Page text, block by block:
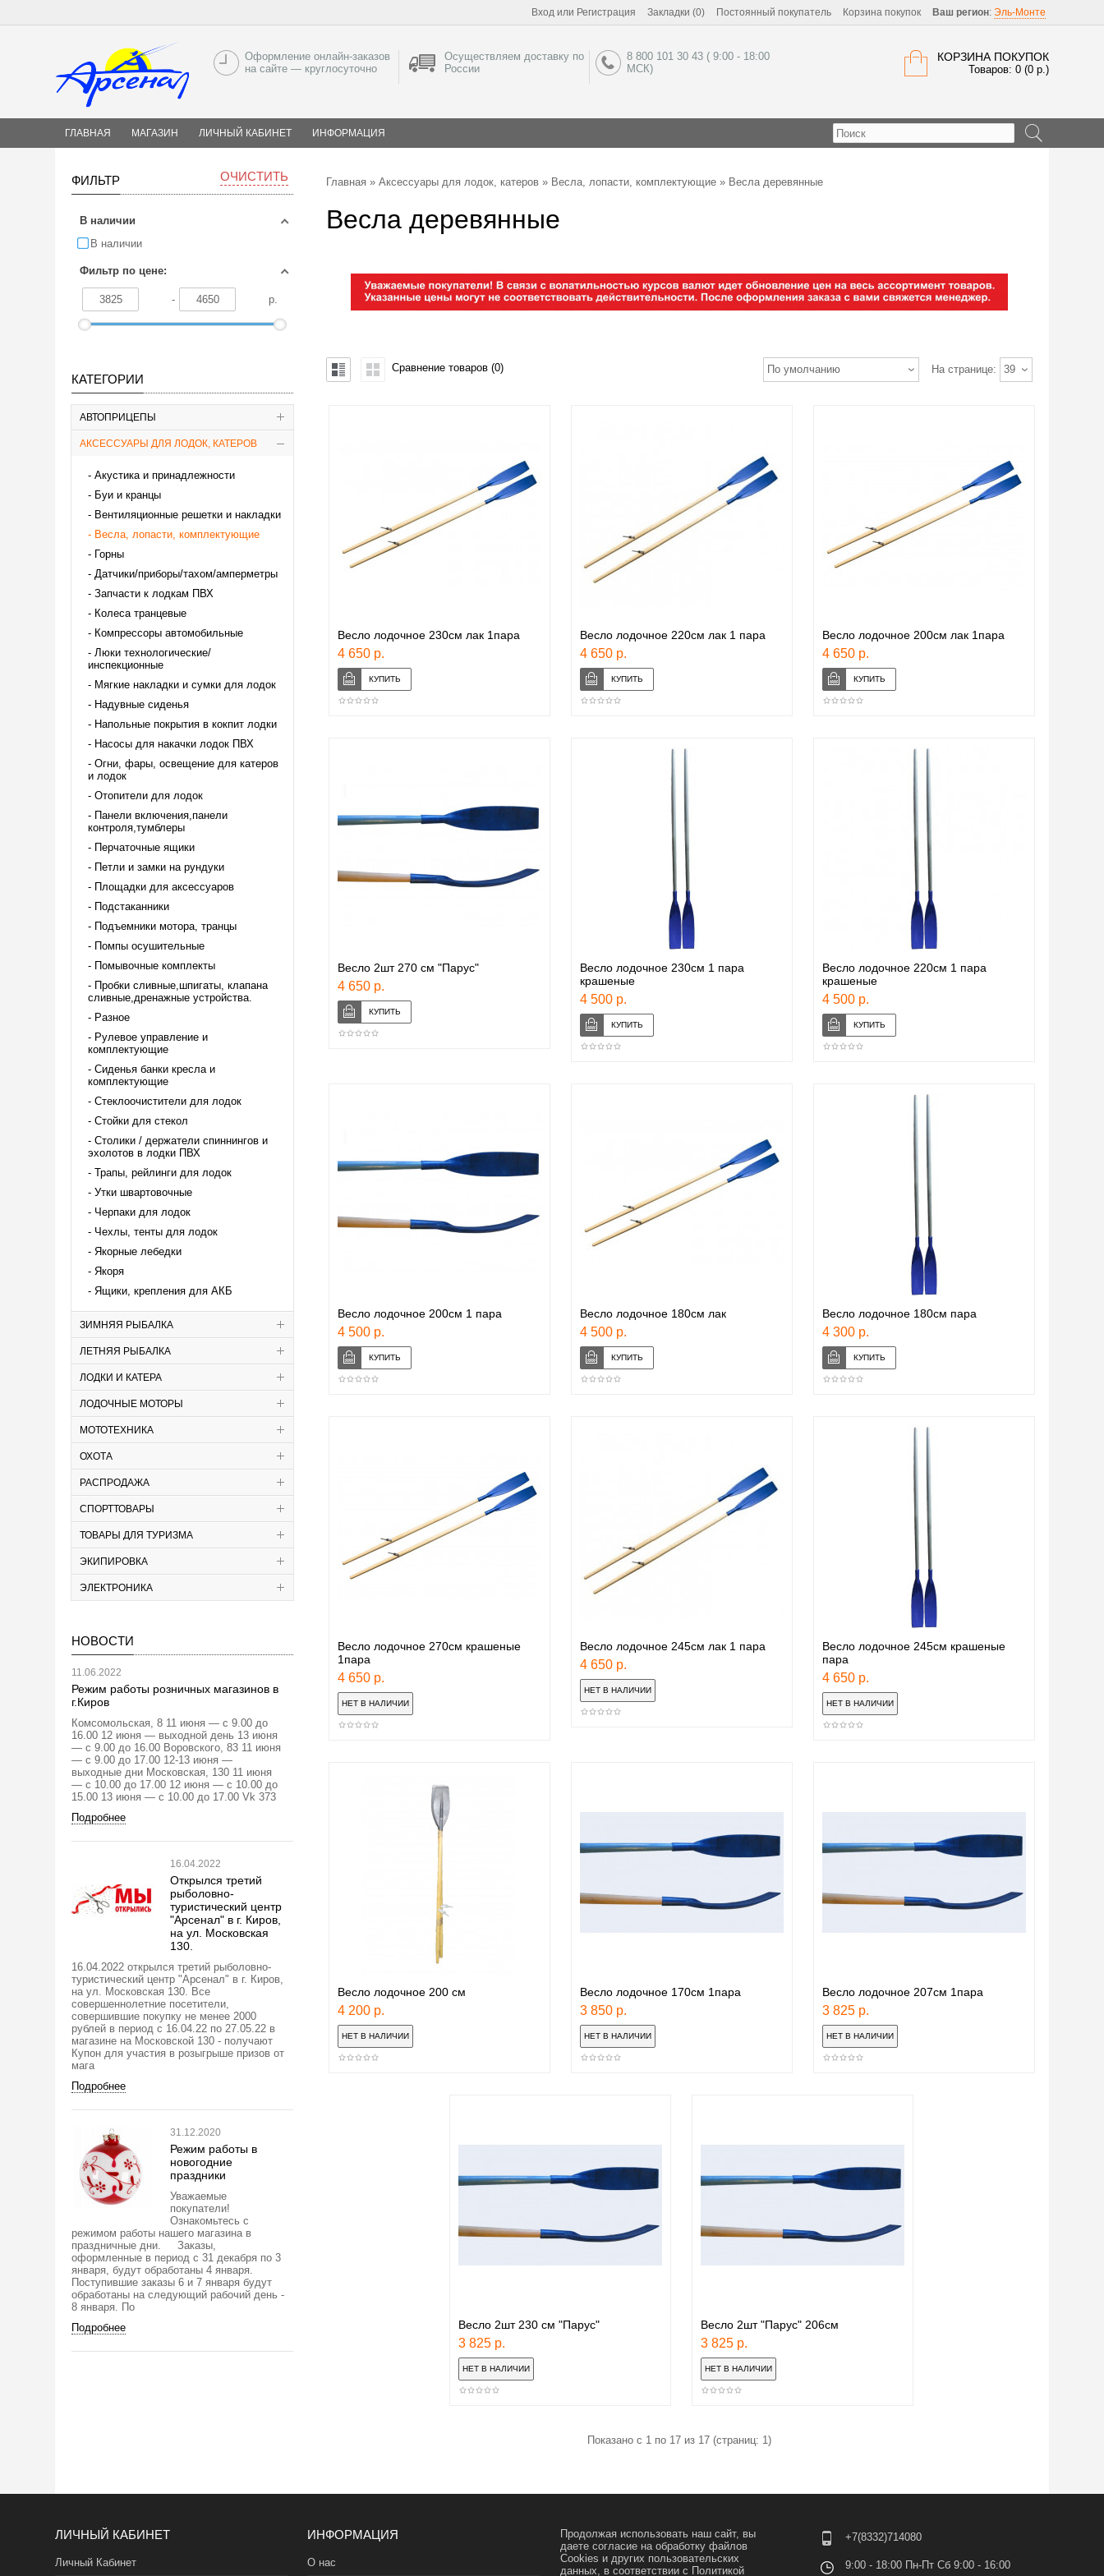
Вход или Регистрация Закладки (0) Постоянный покупатель Корзина покупок Ваш регион: Эль-Монте
КОРЗИНА ПОКУПОК
Товаров: 0 (0 р.)
Оформление онлайн-заказов
на сайте — круглосуточно
Осуществляем доставку по
России
8 800 101 30 43 ( 9:00 - 18:00
МСК)
ГЛАВНАЯ МАГАЗИН ЛИЧНЫЙ КАБИНЕТ ИНФОРМАЦИЯ
ФИЛЬТР ОЧИСТИТЬ
В наличии
В наличии
Фильтр по цене:
- р.
КАТЕГОРИИ
АВТОПРИЦЕПЫ
АКСЕССУАРЫ ДЛЯ ЛОДОК, КАТЕРОВ
Акустика и принадлежности
Буи и кранцы
Вентиляционные решетки и накладки
Весла, лопасти, комплектующие
Горны
Датчики/приборы/тахом/амперметры
Запчасти к лодкам ПВХ
Колеса транцевые
Компрессоры автомобильные
Люки технологические/
инспекционные
Мягкие накладки и сумки для лодок
Надувные сиденья
Напольные покрытия в кокпит лодки
Насосы для накачки лодок ПВХ
Огни, фары, освещение для катеров
и лодок
Отопители для лодок
Панели включения,панели
контроля,тумблеры
Перчаточные ящики
Петли и замки на рундуки
Площадки для аксессуаров
Подстаканники
Подъемники мотора, транцы
Помпы осушительные
Помывочные комплекты
Пробки сливные,шпигаты, клапана
сливные,дренажные устройства.
Разное
Рулевое управление и
комплектующие
Сиденья банки кресла и
комплектующие
Стеклоочистители для лодок
Стойки для стекол
Столики / держатели спиннингов и
эхолотов в лодки ПВХ
Трапы, рейлинги для лодок
Утки швартовочные
Черпаки для лодок
Чехлы, тенты для лодок
Якорные лебедки
Якоря
Ящики, крепления для АКБ
ЗИМНЯЯ РЫБАЛКА
ЛЕТНЯЯ РЫБАЛКА
ЛОДКИ И КАТЕРА
ЛОДОЧНЫЕ МОТОРЫ
МОТОТЕХНИКА
ОХОТА
РАСПРОДАЖА
СПОРТТОВАРЫ
ТОВАРЫ ДЛЯ ТУРИЗМА
ЭКИПИРОВКА
ЭЛЕКТРОНИКА
НОВОСТИ
11.06.2022
Режим работы розничных магазинов в
г.Киров
Комсомольская, 8 11 июня — с 9.00 до
16.00 12 июня — выходной день 13 июня
— с 9.00 до 16.00 Воровского, 83 11 июня
— с 9.00 до 17.00 12-13 июня —
выходные дни Московская, 130 11 июня
— с 10.00 до 17.00 12 июня — с 10.00 до
15.00 13 июня — с 10.00 до 17.00 Vk 373
Подробнее
16.04.2022
Открылся третий
рыболовно-
туристический центр
"Арсенал" в г. Киров,
на ул. Московская
130.
16.04.2022 открылся третий рыболовно-
туристический центр "Арсенал" в г. Киров,
на ул. Московская 130. Все
совершеннолетние посетители,
совершившие покупку не менее 2000
рублей в период с 16.04.22 по 27.05.22 в
магазине на Московской 130 - получают
Купон для участия в розыгрыше призов от
мага
Подробнее
31.12.2020
Режим работы в
новогодние
праздники
Уважаемые
покупатели!
Ознакомьтесь с
режимом работы нашего магазина в
праздничные дни. Заказы,
оформленные в период с 31 декабря по 3
января, будут обработаны 4 января.
Поступившие заказы 6 и 7 января будут
обработаны на следующий рабочий день -
8 января. По
Подробнее
Главная » Аксессуары для лодок, катеров » Весла, лопасти, комплектующие » Весла деревянные
Весла деревянные
На странице: 39
По умолчанию
Сравнение товаров (0)
Весло лодочное 230см лак 1пара
4 650 р.
Весло лодочное 220см лак 1 пара
4 650 р.
Весло лодочное 200см лак 1пара
4 650 р.
Весло 2шт 270 см "Парус"
4 650 р.
Весло лодочное 230см 1 пара
крашеные
4 500 р.
Весло лодочное 220см 1 пара
крашеные
4 500 р.
Весло лодочное 200см 1 пара
4 500 р.
Весло лодочное 180см лак
4 500 р.
Весло лодочное 180см пара
4 300 р.
Весло лодочное 270см крашеные
1пара
4 650 р.
Весло лодочное 245см лак 1 пара
4 650 р.
Весло лодочное 245см крашеные
пара
4 650 р.
Весло лодочное 200 см
4 200 р.
Весло лодочное 170см 1пара
3 850 р.
Весло лодочное 207см 1пара
3 825 р.
Весло 2шт 230 см "Парус"
3 825 р.
Весло 2шт "Парус" 206см
3 825 р.
Показано с 1 по 17 из 17 (страниц: 1)
ЛИЧНЫЙ КАБИНЕТ
Личный Кабинет
ИНФОРМАЦИЯ
О нас
Продолжая использовать наш сайт, вы
даете согласие на обработку файлов
Cookies и других пользовательских
данных, в соответствии с Политикой
+7(8332)714080
9:00 - 18:00 Пн-Пт Сб 9:00 - 16:00